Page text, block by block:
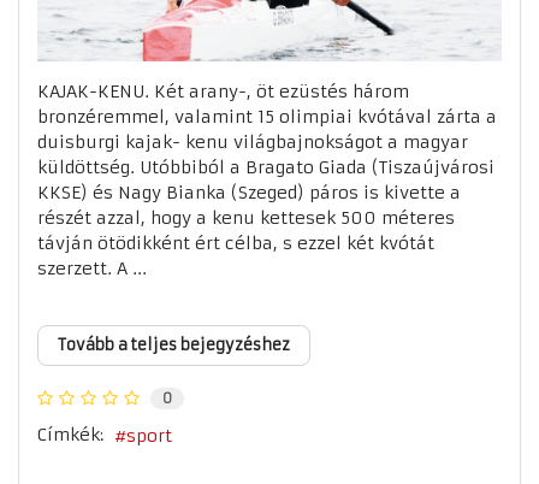
KAJAK-KENU. Két arany-, öt ezüstés három
bronzéremmel, valamint 15 olimpiai kvótával zárta a
duisburgi kajak- kenu világbajnokságot a magyar
küldöttség. Utóbbiból a Bragato Giada (Tiszaújvárosi
KKSE) és Nagy Bianka (Szeged) páros is kivette a
részét azzal, hogy a kenu kettesek 500 méteres
távján ötödikként ért célba, s ezzel két kvótát
szerzett. A ...
Tovább a teljes bejegyzéshez
0
Címkék: sport